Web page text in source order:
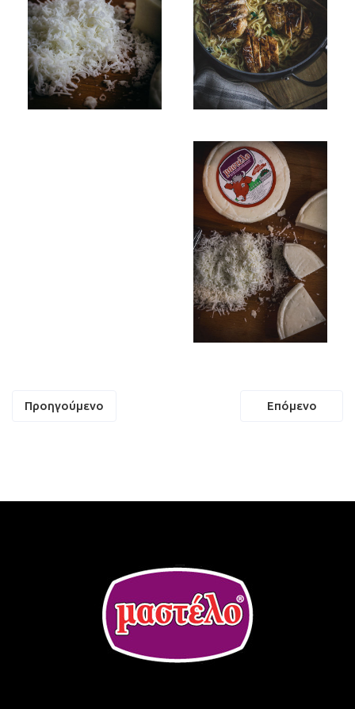
Πλοήγηση
Προηγούμενο Επόμενο